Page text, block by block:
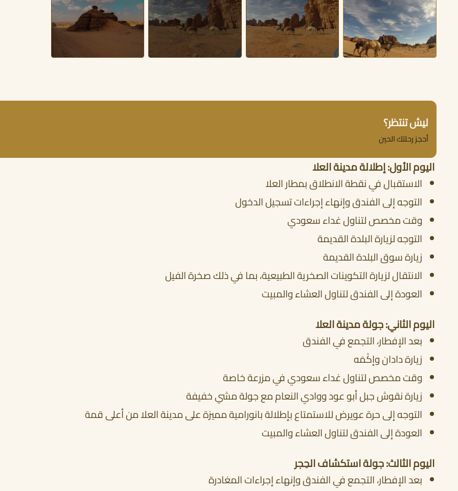
ليش تنتظر؟
أحجز رحلتك الحين
اليوم الأول: إطلالة مدينة العلا
الاستقبال في نقطة الانطلاق بمطار العلا
التوجه إلى الفندق وإنهاء إجراءات تسجيل الدخول
وقت مخصص لتناول غداء سعودي
التوجه لزيارة البلدة القديمة
زيارة سوق البلدة القديمة
الانتقال لزيارة التكوينات الصخرية الطبيعية، بما في ذلك صخرة الفيل
العودة إلى الفندق لتناول العشاء والمبيت
اليوم الثاني: جولة مدينة العلا
بعد الإفطار، التجمع في الفندق
زيارة دادان وإكْمَه
وقت مخصص لتناول غداء سعودي في مزرعة خاصة
زيارة نقوش جبل أبو عود ووادي النعام مع جولة مشي خفيفة
التوجه إلى حرة عويرض للاستمتاع بإطلالة بانورامية مميزة على مدينة العلا من أعلى قمة
العودة إلى الفندق لتناول العشاء والمبيت
اليوم الثالث: جولة استكشاف الحِجر
بعد الإفطار، التجمع في الفندق وإنهاء إجراءات المغادرة